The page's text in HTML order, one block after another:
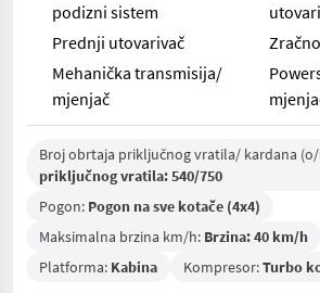
podizni sistem
Prednji utovarivač
Mehanička transmisija/
mjenjač
Broj obrtaja priključnog vratila/ kardana
priključnog vratila: 540/750
Pogon: Pogon na sve kotače (4x4)
Maksimalna brzina km/h: Brzina: 40 km/h
Platforma: Kabina Kompresor:Turbo